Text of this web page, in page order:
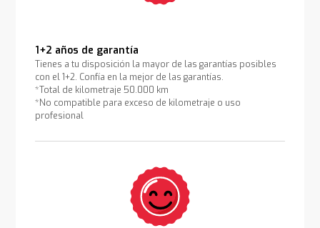
1+2 años de garantía
Tienes a tu disposición la mayor de las garantías posibles
con el 1+2. Confía en la mejor de las garantías.
*Total de kilometraje 50.000 km
*No compatible para exceso de kilometraje o uso
profesional